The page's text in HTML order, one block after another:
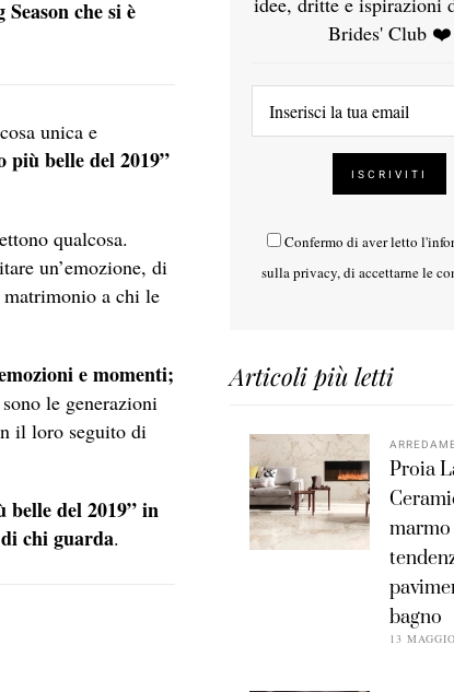
che si è
unica e
belle del 2019”
qualcosa.
un’emozione, di
a chi le
e momenti;
le generazioni
il loro seguito di
del 2019” in
chi guarda.
Brides' Club ❤️
Confermo di aver letto l'
sulla privacy, di accettarne le
Articoli più letti
Proia
bagno
13